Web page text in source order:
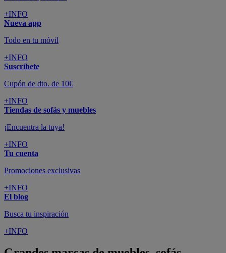
+INFO
Nueva app
Todo en tu móvil
+INFO
Suscríbete
Cupón de dto. de 10€
+INFO
Tiendas de sofás y muebles
¡Encuentra la tuya!
+INFO
Tu cuenta
Promociones exclusivas
+INFO
El blog
Busca tu inspiración
+INFO